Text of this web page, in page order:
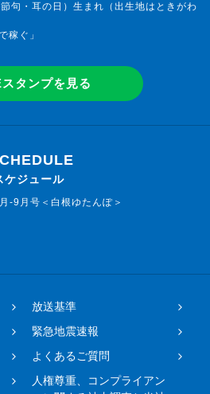
句・耳の日）生まれ（出生地はときがわ
稼ぐ」
タンプを見る
ケジュール
-9月号＜白根ゆたんぽ＞
放送基準
緊急地震速報
よくあるご質問
人権尊重、コンプライアン